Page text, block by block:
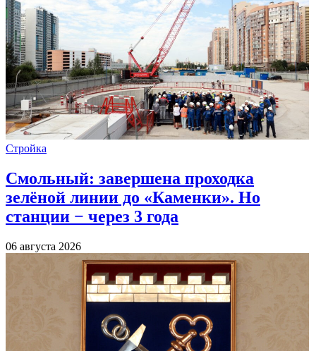
Стройка
Смольный: завершена проходка
зелёной линии до «Каменки». Но
станции − через 3 года
06 августа 2026